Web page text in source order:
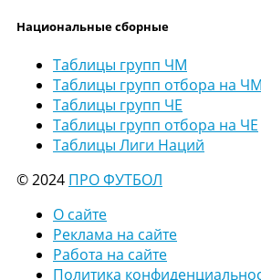
Национальные сборные
Таблицы групп ЧМ
Таблицы групп отбора на ЧМ
Таблицы групп ЧЕ
Таблицы групп отбора на ЧЕ
Таблицы Лиги Наций
© 2024 ПРО ФУТБОЛ
О сайте
Реклама на сайте
Работа на сайте
Политика